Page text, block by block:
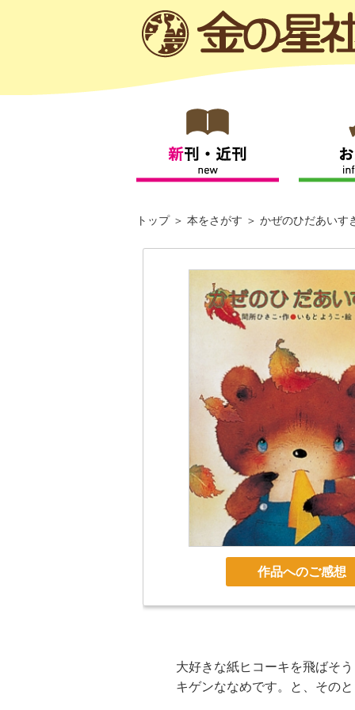
トップ 本をさがす かぜのひだあいす
作品へのご感想
大好きな紙ヒコーキを飛ばそ
キゲンななめです。と、その